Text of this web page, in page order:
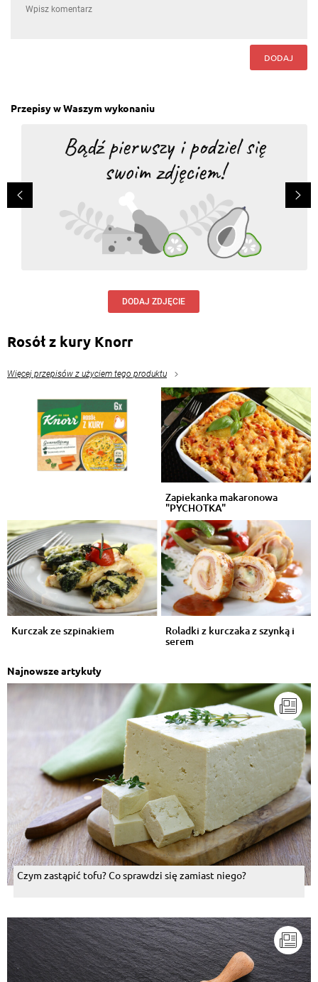
DODAJ
Przepisy w Waszym wykonaniu
DODAJ ZDJĘCIE
Rosół z kury Knorr
Więcej przepisów z użyciem tego produktu
Zapiekanka makaronowa
"PYCHOTKA"
Kurczak ze szpinakiem Roladki z kurczaka z szynką i
serem
Najnowsze artykuły
Czym zastąpić tofu? Co sprawdzi się zamiast niego?